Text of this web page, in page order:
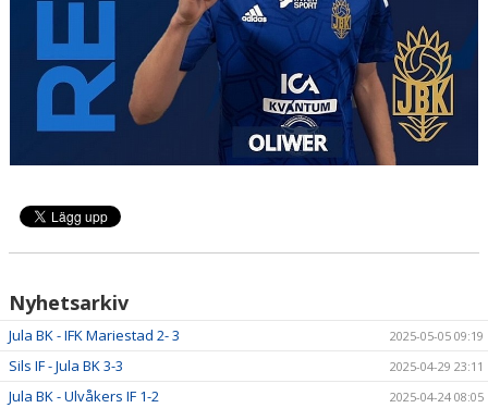
Nyhetsarkiv
Jula BK - IFK Mariestad 2- 3 2025-05-05 09:19
Sils IF - Jula BK 3-3 2025-04-29 23:11
Jula BK - Ulvåkers IF 1-2 2025-04-24 08:05